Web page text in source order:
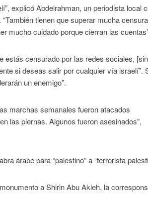
explicó Abdelrahman, un periodista local
tienen que superar mucha
mucho cuidado porque cierran las
estás censurado por las redes sociales,
si deseas salir por cualquier vía israelí”.
un enemigo”.
marchas semanales fueron atacados
las piernas. Algunos fueron asesinados”,
árabe para “palestino” a “terrorista
a Shirin Abu Akleh, la